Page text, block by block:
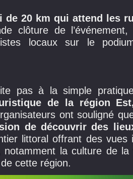
de 20 km qui attend les
clôture de
locaux sur le
pas à la simple
de la région
ont souligné
de découvrir des
littoral offrant des vues
la culture de
cette région.